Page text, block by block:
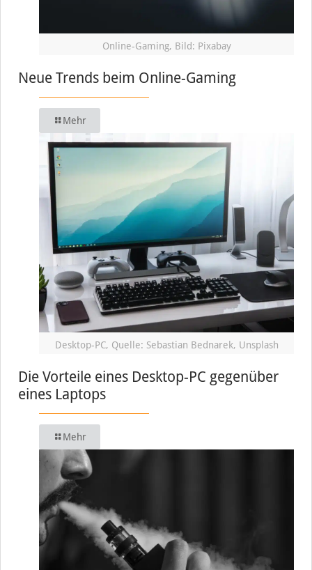
Online-Gaming, Bild: Pixabay
Neue Trends beim Online-Gaming
Mehr
Desktop-PC, Quelle: Sebastian Bednarek, Unsplash
Die Vorteile eines Desktop-PC gegenüber
eines Laptops
Mehr